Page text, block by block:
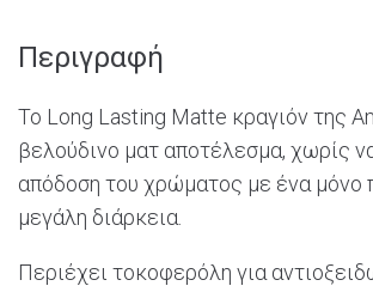
Περιγραφή
Το Long Lasting Matte κραγιόν της
βελούδινο ματ αποτέλεσμα, χωρίς
απόδοση του χρώματος με ένα μόνο
μεγάλη διάρκεια.
Περιέχει τοκοφερόλη για